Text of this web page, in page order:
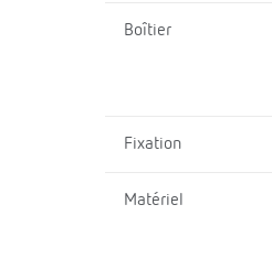
Boîtier
Fixation
Matériel